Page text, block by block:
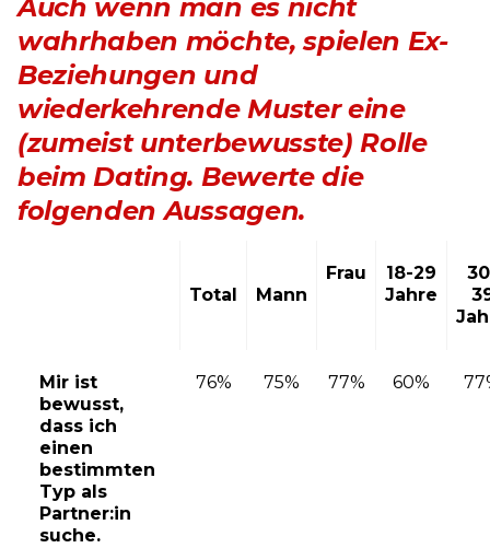
Auch wenn man es nicht
wahrhaben möchte, spielen Ex-
Beziehungen und
wiederkehrende Muster eine
(zumeist unterbewusste) Rolle
beim Dating. Bewerte die
folgenden Aussagen.
Total Mann
Frau
18-29
Jahre
Mir ist
bewusst,
dass ich
einen
bestimmten
Typ als
Partner:in
suche.
76% 75% 77% 60%